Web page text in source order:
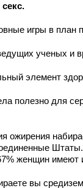
игры в план
ученых и
элемент
полезно для
ожирения
женщин имеют
вы